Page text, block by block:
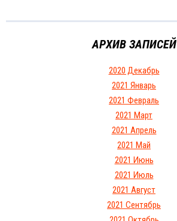
АРХИВ ЗАПИСЕЙ
2020 Декабрь
2021 Январь
2021 Февраль
2021 Март
2021 Апрель
2021 Май
2021 Июнь
2021 Июль
2021 Август
2021 Сентябрь